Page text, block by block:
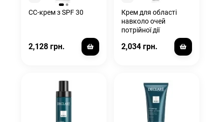
CC-крем з SPF 30
2,128 грн.
Крем для області
навколо очей
потрійної дії
2,034 грн.